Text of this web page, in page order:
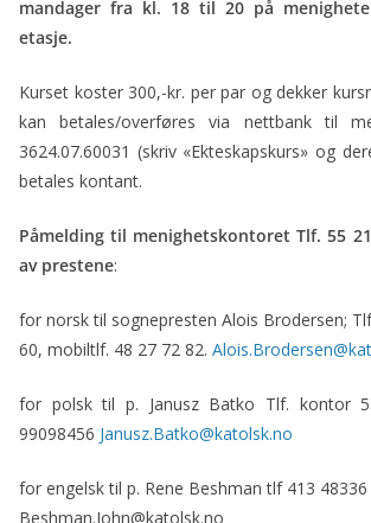
mandager fra kl. 18 til 20 på
etasje.
Kurset koster 300,-kr. per par og dekker
kan betales/overføres via nettbank til
3624.07.60031 (skriv «Ekteskapskurs» og
betales kontant.
Påmelding til menighetskontoret Tlf. 55
av prestene:
for norsk til sognepresten Alois Brodersen;
60, mobiltlf. 48 27 72 82.
for polsk til p. Janusz Batko Tlf. kontor
99098456 Janusz.Batko@katolsk.no
for engelsk til p. Rene Beshman tlf 413
Beshman.John@katolsk.no